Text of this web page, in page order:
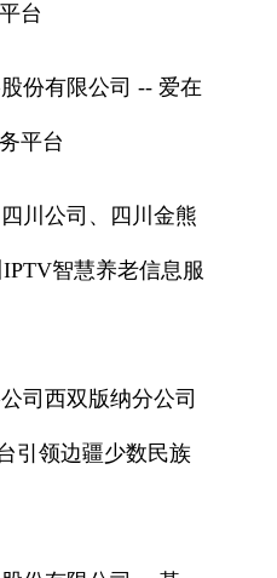
台
份有限公司 -- 爱在
平台
川公司、四川金熊
智慧养老信息服
司西双版纳分公司
引领边疆少数民族